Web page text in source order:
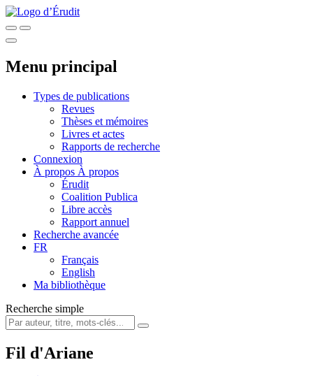
Menu principal
Types de publications
Revues
Thèses et mémoires
Livres et actes
Rapports de recherche
Connexion
À propos À propos
Érudit
Coalition Publica
Libre accès
Rapport annuel
Recherche avancée
FR
Français
English
Ma bibliothèque
Recherche simple
Fil d'Ariane